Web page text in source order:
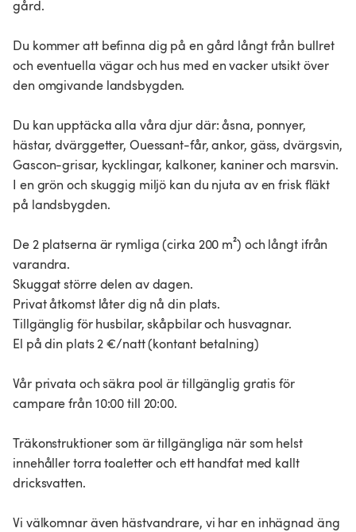
gård.
Du kommer att befinna dig på en gård långt från bullret
och eventuella vägar och hus med en vacker utsikt över
den omgivande landsbygden.
Du kan upptäcka alla våra djur där: åsna, ponnyer,
hästar, dvärggetter, Ouessant-får, ankor, gäss, dvärgsvin,
Gascon-grisar, kycklingar, kalkoner, kaniner och marsvin.
I en grön och skuggig miljö kan du njuta av en frisk fläkt
på landsbygden.
De 2 platserna är rymliga (cirka 200 m²) och långt ifrån
varandra.
Skuggat större delen av dagen.
Privat åtkomst låter dig nå din plats.
Tillgänglig för husbilar, skåpbilar och husvagnar.
El på din plats 2 €/natt (kontant betalning)
Vår privata och säkra pool är tillgänglig gratis för
campare från 10:00 till 20:00.
Träkonstruktioner som är tillgängliga när som helst
innehåller torra toaletter och ett handfat med kallt
dricksvatten.
Vi välkomnar även hästvandrare, vi har en inhägnad äng